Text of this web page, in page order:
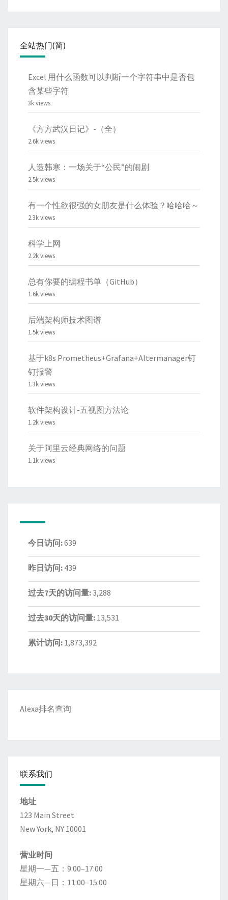
全站热门(简)
Excel 用什么函数可以判断一个字符串中是否包
含某些字符
3k views
《方方武汉日记》-（全）
2.6k views
人造韩寒：一场关于“公民”的闹剧
2.5k views
有一个性欲很强的女朋友是什么体验？哈哈哈～
2.3k views
科学上网
2.2k views
总有你要的编程书单（GitHub）
1.6k views
后端架构师技术图谱
1.5k views
基于k8s Prometheus+Grafana+Altermanager钉
钉报警
1.3k views
软件架构设计-五视图方法论
1.2k views
关于阿里云经典网络的问题
1.1k views
今日访问:639
昨日访问: 439
过去7天的访问量: 3,288
过去30天的访问量: 13,531
累计访问: 1,873,392
Alexa排名查询
联系我们
地址
123 Main Street
New York, NY 10001
营业时间
星期一—五：9:00–17:00
星期六—日：11:00–15:00